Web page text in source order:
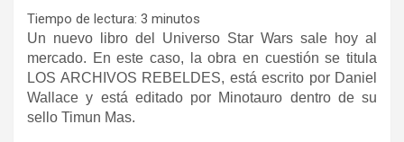
Tiempo de lectura: 3 minutos
Un nuevo libro del Universo Star Wars sale hoy al
mercado. En este caso, la obra en cuestión se titula
LOS ARCHIVOS REBELDES, está escrito por Daniel
Wallace y está editado por Minotauro dentro de su
sello Timun Mas.